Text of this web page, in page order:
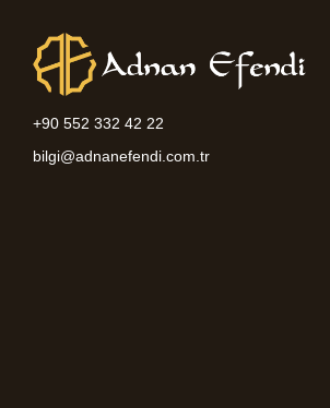
+90 552 332 42 22
bilgi@adnanefendi.com.tr